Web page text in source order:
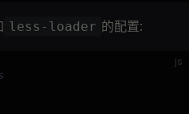
less-loader 的配置:
js